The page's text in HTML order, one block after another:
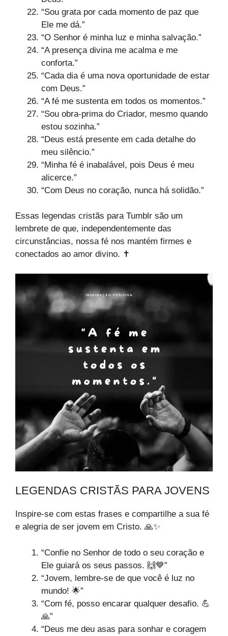
“Sou grata por cada momento de paz que
Ele me dá.”
“O Senhor é minha luz e minha salvação.”
“A presença divina me acalma e me
conforta.”
“Cada dia é uma nova oportunidade de estar
com Deus.”
“A fé me sustenta em todos os momentos.”
“Sou obra-prima do Criador, mesmo quando
estou sozinha.”
“Deus está presente em cada detalhe do
meu silêncio.”
“Minha fé é inabalável, pois Deus é meu
alicerce.”
“Com Deus no coração, nunca há solidão.”
Essas legendas cristãs para Tumblr são um
lembrete de que, independentemente das
circunstâncias, nossa fé nos mantém firmes e
conectados ao amor divino. ✝️
LEGENDAS CRISTÃS PARA JOVENS
Inspire-se com estas frases e compartilhe a sua fé
e alegria de ser jovem em Cristo. 🙏✨
“Confie no Senhor de todo o seu coração e
Ele guiará os seus passos. 🙌💙”
“Jovem, lembre-se de que você é luz no
mundo! 🌟”
“Com fé, posso encarar qualquer desafio. 💪
🙏”
“Deus me deu asas para sonhar e coragem